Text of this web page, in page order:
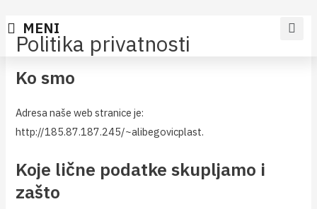
MENI
Politika privatnosti
Ko smo
Adresa naše web stranice je:
http://185.87.187.245/~alibegovicplast.
Koje lične podatke skupljamo i
zašto